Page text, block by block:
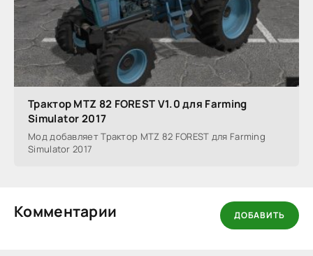
Трактор MTZ 82 FOREST V1.0 для Farming
Simulator 2017
Мод добавляет Трактор MTZ 82 FOREST для Farming
Simulator 2017
Комментарии ДОБАВИТЬ